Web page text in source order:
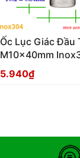
Ốc Lục Giác Đầu
M10x40mm
Luc Giac Dau Tru
5.940₫